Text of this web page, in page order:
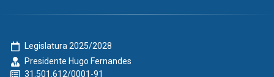
Legislatura 2025/2028
Presidente Hugo Fernandes
31.501.612/0001-91